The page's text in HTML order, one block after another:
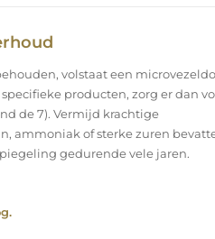
volstaat een
producten, zorg er dan
de 7). Vermijd krachtige
ammoniak of sterke zuren
gedurende vele jaren.